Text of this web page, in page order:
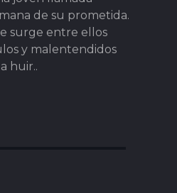
de su prometida.
surge entre ellos
y malentendidos
huir..